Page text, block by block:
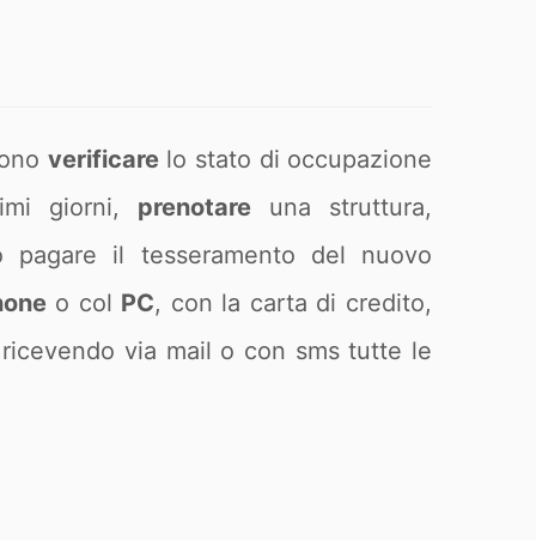
verificarelo stato di occupazione
giorni, prenotareuna struttura,
il tesseramento del nuovo
o col PC, con la carta di credito,
via mail o con sms tutte le